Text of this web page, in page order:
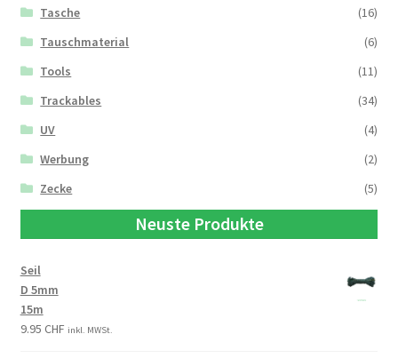
Tasche
(16)
Tauschmaterial
(6)
Tools
(11)
Trackables
(34)
UV
(4)
Werbung
(2)
Zecke
(5)
Neuste Produkte
Seil
D 5mm
15m
9.95 CHF inkl. MWSt.